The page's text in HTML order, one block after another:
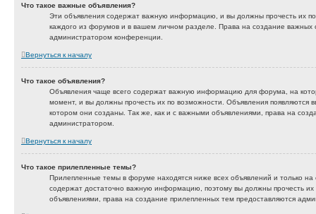
Что такое важные объявления?
Эти объявления содержат важную информацию, и вы должны прочесть их
каждого из форумов и в вашем личном разделе. Права на создание важных
администратором конференции.
Вернуться к началу
Что такое объявления?
Объявления чаще всего содержат важную информацию для форума, на
момент, и вы должны прочесть их по возможности. Объявления появляются
котором они созданы. Так же, как и с важными объявлениями, права на
администратором.
Вернуться к началу
Что такое прилепленные темы?
Прилепленные темы в форуме находятся ниже всех объявлений и только
содержат достаточно важную информацию, поэтому вы должны прочесть их
объявлениями, права на создание прилепленных тем предоставляются